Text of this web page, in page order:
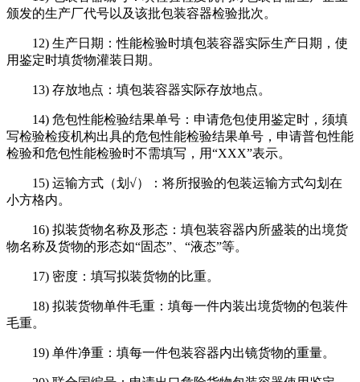
颁发的生产厂代号以及该批包装容器检验批次。
12) 生产日期：性能检验时填包装容器实际生产日期，使
用鉴定时填货物灌装日期。
13) 存放地点：填包装容器实际存放地点。
14) 危包性能检验结果单号：申请危包使用鉴定时，须填
写检验检疫机构出具的危包性能检验结果单号，申请普包性能
检验和危包性能检验时不需填写，用“XXX”表示。
15) 运输方式（划√）：将所报验的包装运输方式勾划在
小方格内。
16) 拟装货物名称及形态：填包装容器内所盛装的出境货
物名称及货物的形态如“固态”、“液态”等。
17) 密度：填写拟装货物的比重。
18) 拟装货物单件毛重：填每一件内装出境货物的包装件
毛重。
19) 单件净重：填每一件包装容器内出镜货物的重量。